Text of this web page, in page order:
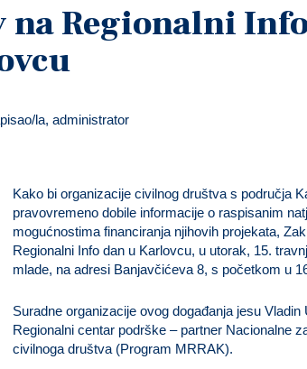
na Regionalni
la, administrator
Kako bi organizacije civilnog društva s područja
pravovremeno dobile informacije o raspisanim
mogućnostima financiranja njihovih projekata,
Regionalni Info dan u Karlovcu, u utorak, 15.
mlade, na adresi Banjavčićeva 8, s početkom u
Suradne organizacije ovog događanja jesu Vladin
Regionalni centar podrške – partner Nacionalne
civilnoga društva (Program MRRAK).